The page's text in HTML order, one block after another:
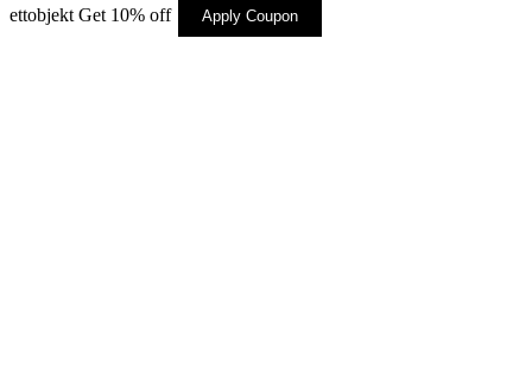
ettobjekt Get 10% off Apply Coupon